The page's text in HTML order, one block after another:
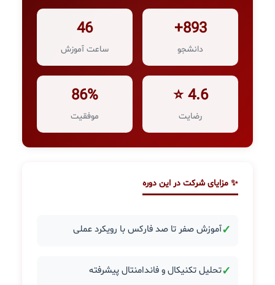
893+
دانشجو
46
ساعت آموزش
4.6 ⭐
رضایت
86%
موفقیت
✨ مزایای شرکت در این دوره
✓آموزش صفر تا صد فارکس با رویکرد عملی
✓تحلیل تکنیکال و فاندامنتال پیشرفته